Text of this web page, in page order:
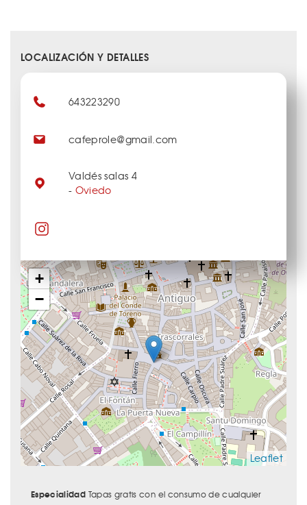
LOCALIZACIÓN Y DETALLES
+
−
Leaflet
643223290
cafeprole@gmail.com
Valdés salas 4
- Oviedo
Especialidad Tapas gratis con el consumo de cualquier